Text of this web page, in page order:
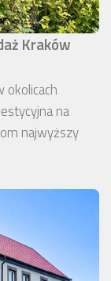
Kraków
okolicach
na
najwyższy